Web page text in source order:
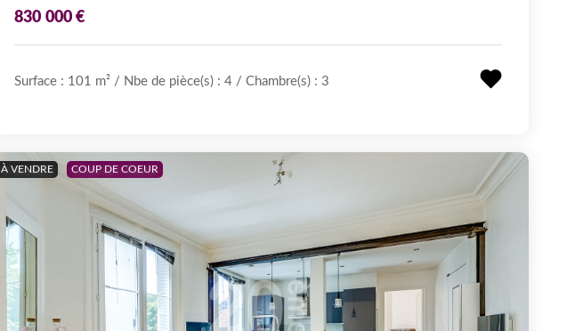
830 000 €
Surface : 101 m² / Nbe de pièce(s) : 4 /Chambre(s) :3
À VENDRE COUP DE COEUR